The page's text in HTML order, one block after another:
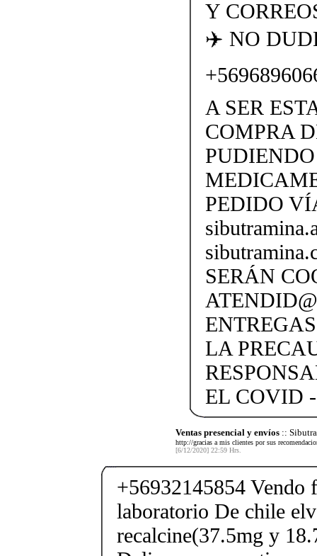
Y
✈️ NO
A SER
COMPRA
PEDIDO
SERÁN
LA
EL COVID
Ventas presencial y envíos ::
http://gracias a mis clientes por sus
[6/12/2020] 22:59 Hrs.
+56932145854 Vendo
laboratorio De chile
recalcine(37.5mg y